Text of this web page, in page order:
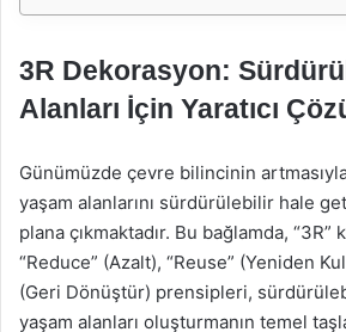
3R Dekorasyon:
Alanları İçin Yaratıcı
Günümüzde çevre bilincinin
yaşam alanlarını sürdürülebilir hale
plana çıkmaktadır. Bu bağlamda, “3R”
“Reduce” (Azalt), “Reuse” (Yeniden
(Geri Dönüştür) prensipleri,
yaşam alanları oluşturmanın temel